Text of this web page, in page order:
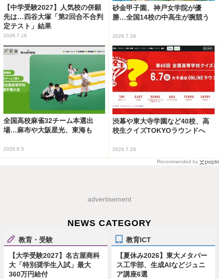
【中学受験2027】人気校の併願
先は…四谷大塚「第2回合不合判
定テスト」結果
2026.7.16
砂金甲子園、神戸女学院が優
勝…全国14校の中高生が腕競う
2026.7.29
全国高校麻雀32チーム本選出
場…麻布や大阪星光、東海も
2026.8.5
渋幕や東大寺学園など40校、高
校生クイズTOKYOラウンドへ
2026.7.29
Recommended by
advertisement
NEWS CATEGORY
教育・受験
【大学受験2027】名古屋商科
大「特別奨学生入試」最大
360万円給付
教育ICT
【夏休み2026】東大メタバー
ス工学部、生成AIなどジュニ
ア講座6選